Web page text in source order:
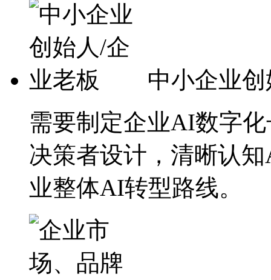
中小企业
需要制定企业AI数字
决策者设计，清晰认
业整体AI转型路线。